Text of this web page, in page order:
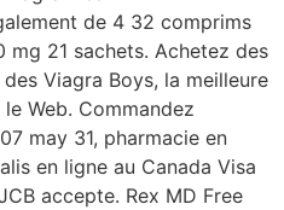
de 4 32 comprims
mg 21 sachets. Achetez des
Viagra Boys, la meilleure
Web. Commandez
may 31, pharmacie en
en ligne au Canada Visa
accepte. Rex MD Free